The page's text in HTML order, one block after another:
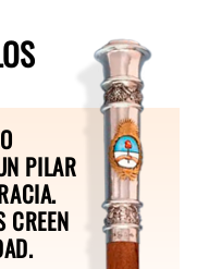
PILAR
CREEN